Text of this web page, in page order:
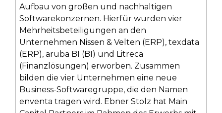
Aufbau von großen und nachhaltigen
Softwarekonzernen. Hierfür wurden vier
Mehrheitsbeteiligungen an den
Unternehmen Nissen & Velten (ERP), texdata
(ERP), aruba BI (BI) und Litreca
(Finanzlösungen) erworben. Zusammen
bilden die vier Unternehmen eine neue
Business-Softwaregruppe, die den Namen
enventa tragen wird. Ebner Stolz hat Main